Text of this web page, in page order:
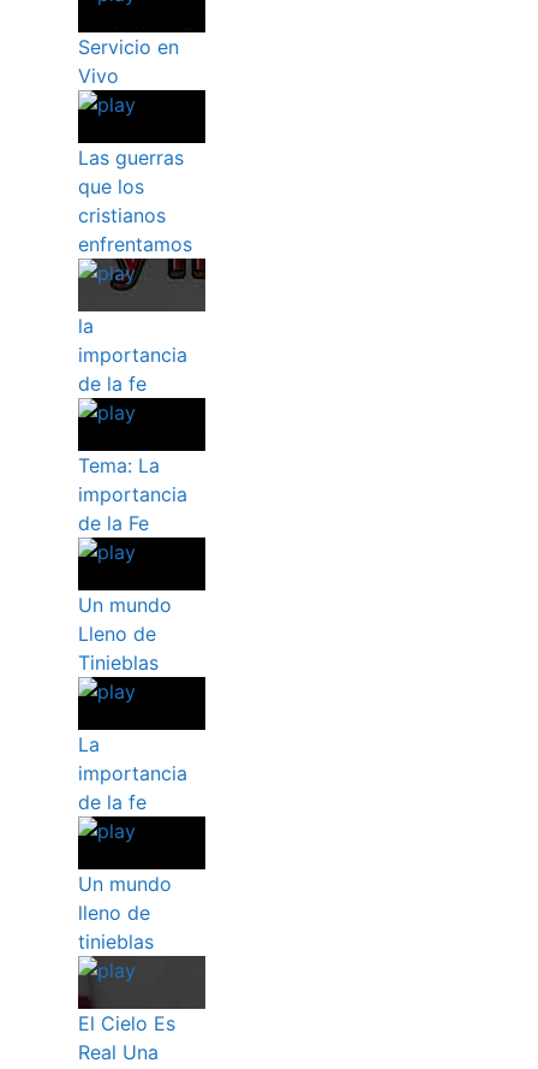
Servicio en
Vivo
Las guerras
que los
cristianos
enfrentamos
la
importancia
de la fe
Tema: La
importancia
de la Fe
Un mundo
Lleno de
Tinieblas
La
importancia
de la fe
Un mundo
lleno de
tinieblas
El Cielo Es
Real Una